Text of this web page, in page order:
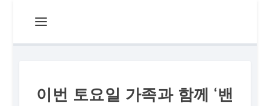
이번 토요일 가족과 함께 ‘밴